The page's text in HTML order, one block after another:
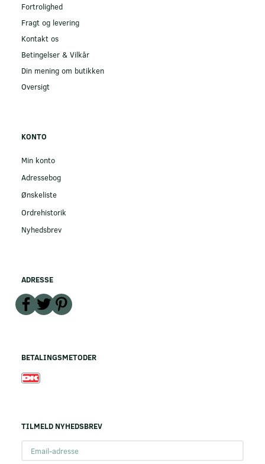
Fortrolighed
Fragt og levering
Kontakt os
Betingelser & Vilkår
Din mening om butikken
Oversigt
KONTO
Min konto
Adressebog
Ønskeliste
Ordrehistorik
Nyhedsbrev
ADRESSE
BETALINGSMETODER
TILMELD NYHEDSBREV
adresse